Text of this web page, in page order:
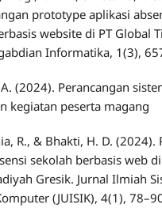
prototype aplikasi
website di PT Global
Informatika, 1(3),
(2024). Perancangan
kegiatan peserta magang
R., & Bhakti, H. D. (2024).
sekolah berbasis web di
Gresik. Jurnal Ilmiah
(JUISIK), 4(1),